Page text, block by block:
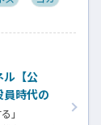
るために
ル【公
時代の
」